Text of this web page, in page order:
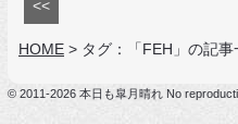
<<
HOME > タグ：「FEH」の記事
© 2011-2026 本日も皐月晴れ No